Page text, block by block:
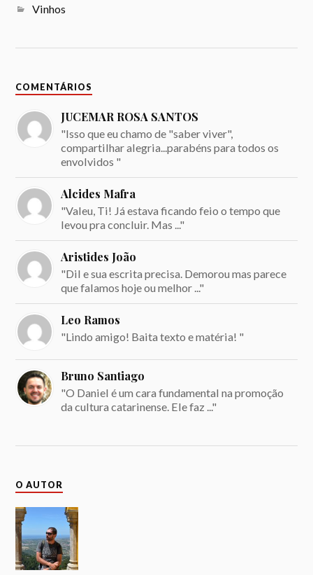
Vinhos
COMENTÁRIOS
JUCEMAR ROSA SANTOS
"Isso que eu chamo de "saber viver",
compartilhar alegria...parabéns para todos os
envolvidos "
Alcides Mafra
"Valeu, Ti! Já estava ficando feio o tempo que
levou pra concluir. Mas ..."
Aristides João
"Dil e sua escrita precisa. Demorou mas parece
que falamos hoje ou melhor ..."
Leo Ramos
"Lindo amigo! Baita texto e matéria! "
Bruno Santiago
"O Daniel é um cara fundamental na promoção
da cultura catarinense. Ele faz ..."
O AUTOR